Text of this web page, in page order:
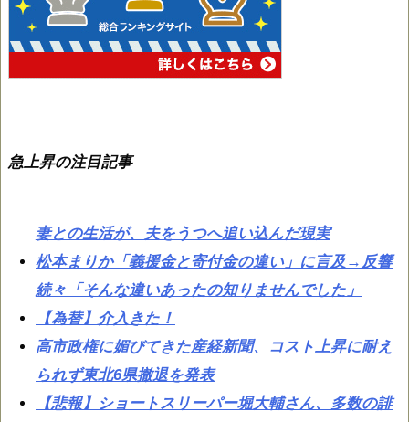
急上昇の注目記事
妻との生活が、夫をうつへ追い込んだ現実
松本まりか「義援金と寄付金の違い」に言及→反響
続々「そんな違いあったの知りませんでした」
【為替】介入きた！
高市政権に媚びてきた産経新聞、コスト上昇に耐え
られず東北6県撤退を発表
【悲報】ショートスリーパー堀大輔さん、多数の誹